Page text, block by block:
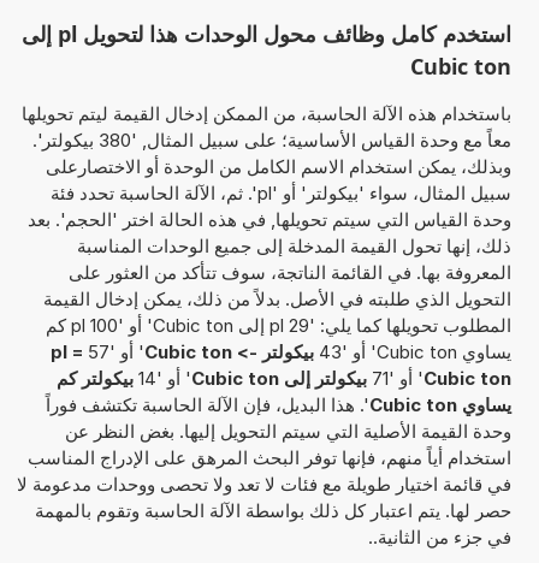
استخدم كامل وظائف محول الوحدات هذا لتحويل pl إلى
Cubic ton
باستخدام هذه الآلة الحاسبة، من الممكن إدخال القيمة ليتم تحويلها
معاً مع وحدة القياس الأساسية؛ على سبيل المثال, '380 بيكولتر'.
وبذلك، يمكن استخدام الاسم الكامل من الوحدة أو الاختصارعلى
سبيل المثال، سواء 'بيكولتر' أو 'pl'. ثم، الآلة الحاسبة تحدد فئة
وحدة القياس التي سيتم تحويلها, في هذه الحالة اختر 'الحجم'. بعد
ذلك، إنها تحول القيمة المدخلة إلى جميع الوحدات المناسبة
المعروفة بها. في القائمة الناتجة، سوف تتأكد من العثور على
التحويل الذي طلبته في الأصل. بدلاً من ذلك، يمكن إدخال القيمة
المطلوب تحويلها كما يلي: '29 pl إلى Cubic ton' أو '100 pl كم
يساوي Cubic ton' أو '43
بيكولتر -> Cubic ton ' أو '57
pl =
Cubic ton' أو '71 بيكولتر إلى Cubic ton ' أو '14
بيكولتر كم
يساوي Cubic ton
'. هذا البديل، فإن الآلة الحاسبة تكتشف فوراً
وحدة القيمة الأصلية التي سيتم التحويل إليها. بغض النظر عن
استخدام أياً منهم، فإنها توفر البحث المرهق على الإدراج المناسب
في قائمة اختيار طويلة مع فئات لا تعد ولا تحصى ووحدات مدعومة لا
حصر لها. يتم اعتبار كل ذلك بواسطة الآلة الحاسبة وتقوم بالمهمة
في جزء من الثانية..